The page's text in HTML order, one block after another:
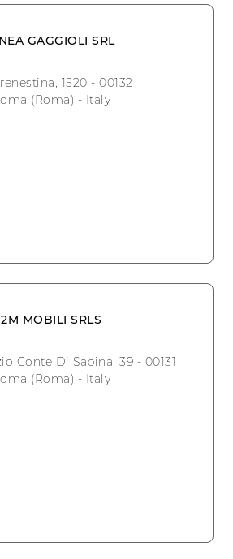
GAGGIOLI SRL
1520 - 00132
(Roma) - Italy
2M MOBILI SRLS
Conte Di Sabina, 39 - 00131
(Roma) - Italy